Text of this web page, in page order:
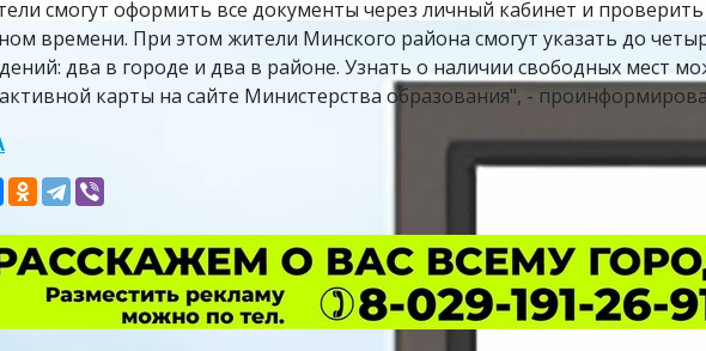
смогут оформить все документы через личный кабинет и проверить
времени. При этом жители Минского района смогут указать до
два в городе и два в районе. Узнать о наличии свободных мест
карты на сайте Министерства образования", -